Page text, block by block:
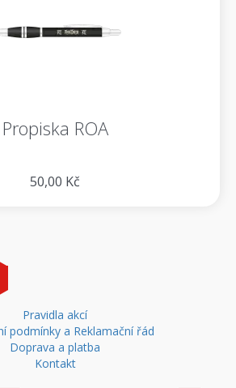
Propiska ROA
50,00 Kč
Pravidla akcí
podmínky a Reklamační řád
Doprava a platba
Kontakt